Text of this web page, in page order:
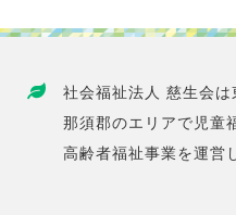
社会福祉法人 慈生会
那須郡のエリアで児童
高齢者福祉事業を運営